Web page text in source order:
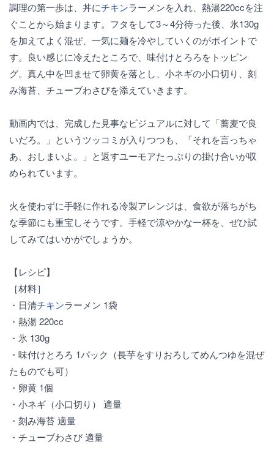
調理の第一歩は、丼にチキンラーメンを入れ、熱湯220ccを注
ぐことから始まります。フタをして3～4分待った後、氷130g
を加えてよく混ぜ、一気に麺を冷やしていくのがポイントで
す。良い感じに冷えたところで、味付けとろろをトッピン
グ。真ん中を凹ませて卵黄を落とし、小ネギの小口切り、刻
み海苔、チューブわさびを添えていきます。
動画内では、完成した見事なビジュアルに対して「蕎麦で良
いだろ。」というツッコミが入りつつも、「それを言っちゃ
あ、おしまいよ。」と返すユーモアたっぷりの掛け合いが収
められています。
火を使わずに手軽に作れる冷製アレンジは、食欲が落ちがち
な季節にも重宝しそうです。手軽で涼やかな一杯を、ぜひ試
してみてはいかがでしょうか。
【レシピ】
［材料］
・日清チキンラーメン 1袋
・熱湯 220cc
・氷 130g
・味付けとろろ 1パック（長芋をすりおろしてめんつゆを混ぜ
たものでも可）
・卵黄 1個
・小ネギ（小口切り） 適量
・刻み海苔 適量
・チューブわさび 適量